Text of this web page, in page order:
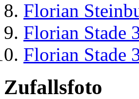
Florian
Florian Stade
Florian Stade
Zufallsfoto